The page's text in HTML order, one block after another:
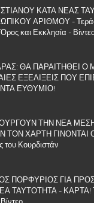
ΚΑΤΑ ΝΕΑΣ
ΑΡΙΘΜΟΥ -
και Εκκλησία -
ΘΑ ΠΑΡΑΙΤΗΘΕΙ Ο
ΕΞΕΛΙΞΕΙΣ ΠΟΥ
ΕΥΘΥΜΙΟ!
ΤΗΝ ΝΕΑ
ΤΟΝ ΧΑΡΤΗ ΓΙΝΟΝΤΑΙ
του Κουρδιστάν
ΠΟΡΦΥΡΙΟΣ ΓΙΑ
ΤΑΥΤΟΤΗΤΑ - ΚΑΡΤΑ!